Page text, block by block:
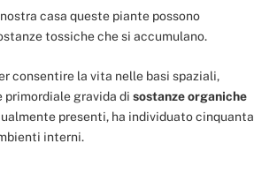
casa queste piante possono
tossiche che si accumulano.
consentire la vita nelle basi spaziali,
primordiale gravida di sostanze organiche
presenti, ha individuato cinquanta
interni.